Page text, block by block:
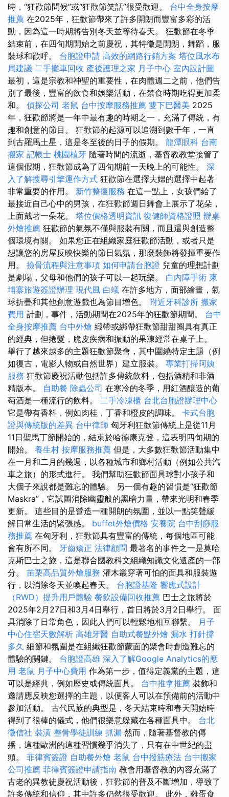
時，“狂歡節問候”或“狂歡節笑話”很受歡迎。 台中全身按摩
推薦 在2025年，狂歡節帶來了許多開朗而豐富多彩的活
動，因為這一時期將告別冬天並等待春天。 狂歡節在冬季
結束前，在四旬期開始之前慶祝，其特徵是開朗，舞蹈，服
裝球和歡呼。 台胞證申請 高效的網路行銷方案 塔位風水布
局建議 二手攤車回收 產後護理之家 月子中心 室內設計圖
最初，這是宗教和神聖的重要性，在肉體週二之前，他們告
別了最後，豐富的飲食和娛樂活動，在禁食時期吃得更加柔
和。 偵探公司 老鼠 台中按摩服務推薦 雙下巴醫美 2025
年，狂歡節將是一年中最有趣的時期之一，充滿了傳統，有
趣和創意的節目。 狂歡節的起源可以追溯到數千年，一直
到古羅馬土星，這是冬至後的日子的假期。 龍潭眼科 台南
搬家 記帳士 桃園植牙 隨著時間的流逝，基督教教堂接管了
這個假期，狂歡節成為了四旬期前一天晚上的可能性。 深
入了解搜尋引擎運作方式 狂歡節在選擇夫婦的選擇中起著
非常重要的作用。 新竹整復服務 在這一點上，女孩們給了
最接近自己心中的男孩，在狂歡節週日舞會上展示了花朵，
上面戴著一朵花。 塔位價格透明資訊 復健師資格證照 辦桌
外燴推薦 狂歡節的氣氛不僅與服裝有關，而且還與創造整
個環境有關。 如果您正在組織家庭狂歡節活動，或者只是
想讓您的房屋反映快樂的節日氣氛，那麼裝飾將發揮重要作
用。 撿骨流程與注意事項 如何申請台胞證 兒童的理想計劃
是劇場，父母和他們的孩子可以一起玩樂。 白內障手術 柬
埔寨旅遊簽證辦理 現代風 白蟻 在許多地方，面部繪畫，氣
球折疊和其他創意遊戲也為節目增色。 附近牙科診所 搬家
費用 計劃，事件，活動期間在2025年的狂歡節期間。 台中
全身按摩推薦 台中外燴 緞帶或綁帶狂歡節甜甜圈具有真正
的經典，但捲髮，脆皮疾病和振動的果凍經常在桌子上。
舉行了越來越多的主題狂歡節聚會，其中圍繞特定主題（例
如復古，電影人物或自然世界）建立服裝。 專業打掃阿姨
服務 狂歡節慶祝活動包括許多傳統飲料，包括酒精和非酒
精版本。 自助餐 除蟲公司 在寒冷的冬季，用紅酒釀造的葡
萄酒是一種流行的飲料。 二手冷凍櫃 台北台胞證辦理中心
它是帶有香料，例如肉桂，丁香和橙皮的調味。 卡式台胞
證與傳統版的差異 台中律師 匈牙利狂歡節傳統上是從11月
11日聖馬丁節開始的，結束於哈德康克登，這表明四旬期的
開始。 養生村 按摩服務推薦 但是，大多數狂歡節活動集中
在一月和二月的幾週，以各種城市和鄉村活動（例如公共汽
車之旅）的形式進行。 我們幫助狂歡節面具球對小孩子和
大個子來說都是難忘的體驗。 另一個有趣的習慣是“狂歡節
Maskra”，它試圖消除幽靈般的黑暗力量，帶來光明和春季
更新。 這些目的是營造一種開朗的氛圍，並以一點笑聲緩
解日常生活的緊張感。 buffet外燴價格 安養院 台中刮痧服
務推薦 在匈牙利，狂歡節具有豐富的傳統，每個地區可能
會有所不同。 牙齒矯正 法律顧問 最著名的事件之一是莫哈
克斯巴士之旅，這是聯合國教科文組織知識文化遺產的一部
分。 苗栗高品質外燴服務 灌木叢穿著可怕的面具和服裝遊
行，以消除冬天並喚起春天。 台胞證基隆 響應式設計
（RWD）提升用戶體驗 餐飲設備回收推薦 巴士之旅將於
2025年2月27日和3月4日舉行，首日將於3月2日舉行。 面
具消除了日常角色，因此人們可以輕鬆地相互聯繫。 月子
中心住宿天數解析 高雄牙醫 自助式餐點外燴 漏水 打針撐
多久 細節和氛圍是在組織狂歡節蒙面的聚會時創造難忘的
體驗的關鍵。 台胞證高雄 深入了解Google Analytics的應
用 老鼠 月子中心費用 作為第一步，值得定義黨的主題，這
可以是經典，例如歷史或傳統面具。 台中推拿推薦 裝飾和
邀請應反映您選擇的主題，以便客人可以在預備前的活動中
參加活動。 古代民族的典型是，冬天結束時和春天開始時
得到了很棒的儀式，他們很樂意躲藏在各種面具中。 台北
徵信社 裝潢 整骨學徒訓練 抓漏 然而，隨著基督教的傳
播，這種歐洲的這種習慣幾乎消失了，只有在中世紀的盡
頭。 菲律賓簽證 自助餐外燴 老鼠 台中撥筋療法 台中搬家
公司推薦 菲律賓簽證申請指南 教會用基督教的內容充滿了
古老的異教徒慶祝活動後，狂歡節的普及不斷增加，導致了
許多傳統和信仰，其中許多仍然很受歡迎。 此外，雞蛋食